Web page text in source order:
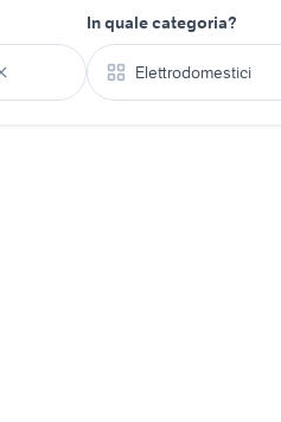
In quale categoria?
Elettrodomestici